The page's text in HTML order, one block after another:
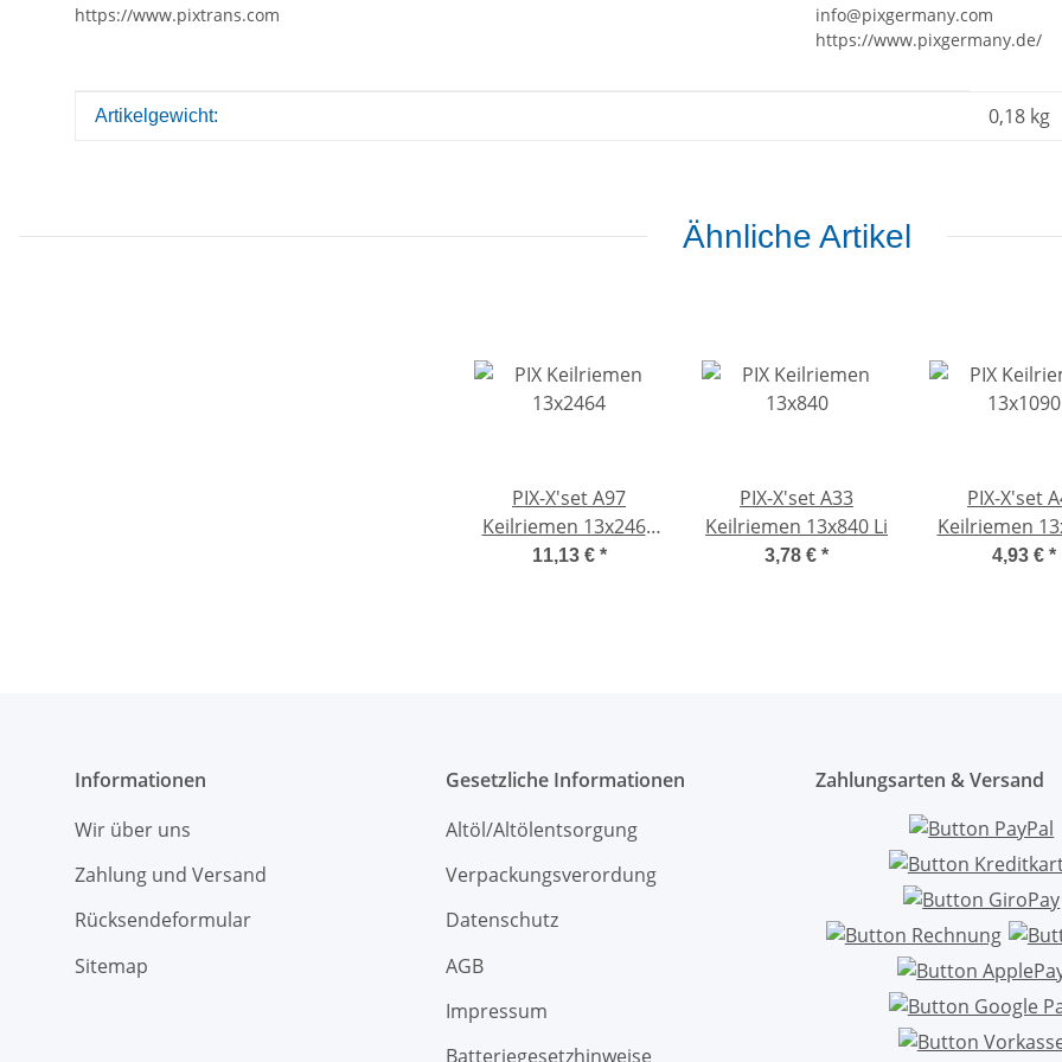
https://www.pixtrans.com
info@pixgermany.com
https://www.pixgermany.de/
Produkteigenschaft
Wert
Artikelgewicht: 0,18 kg
Ähnliche Artikel
PIX-X'set A97
Keilriemen 13x2464
Li
11,13 € *
PIX-X'set A33
Keilriemen 13x840 Li
3,78 € *
PIX-X'set
Keilriemen
Li
4,93 € *
Informationen
Wir über uns
Zahlung und Versand
Rücksendeformular
Sitemap
Gesetzliche Informationen
Altöl/Altölentsorgung
Verpackungsverordung
Datenschutz
AGB
Impressum
Batteriegesetzhinweise
Zahlungsarten & Versand